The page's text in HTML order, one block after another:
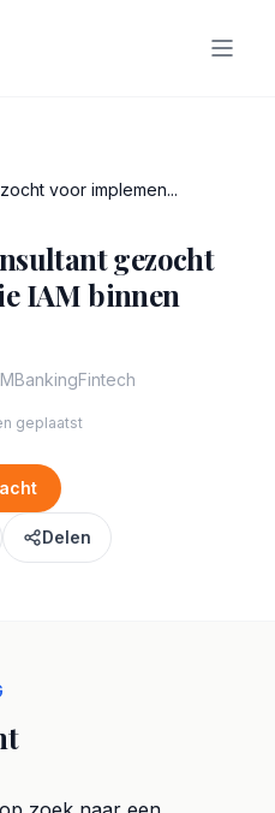
voor implemen...
gezocht
IAM binnen
BankingFintech
geplaatst
Delen